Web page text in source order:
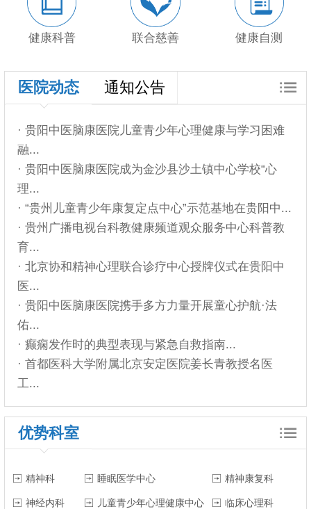
健康科普 联合慈善 健康自测
医院动态 通知公告
· 贵阳中医脑康医院儿童青少年心理健康与学习困难
融...
· 贵阳中医脑康医院成为金沙县沙土镇中心学校“心
理...
· “贵州儿童青少年康复定点中心”示范基地在贵阳中...
· 贵州广播电视台科教健康频道观众服务中心科普教
育...
· 北京协和精神心理联合诊疗中心授牌仪式在贵阳中
医...
· 贵阳中医脑康医院携手多方力量开展童心护航·法
佑...
· 癫痫发作时的典型表现与紧急自救指南...
· 首都医科大学附属北京安定医院姜长青教授名医
工...
优势科室
精神科 睡眠医学中心 精神康复科
神经内科 儿童青少年心理健康中心 临床心理科